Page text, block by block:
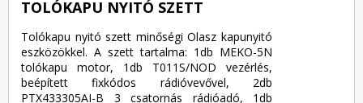
TOLÓKAPU NYITÓ SZETT
Tolókapu nyitó szett minőségi Olasz kapunyitó
eszközökkel. A szett tartalma: 1db MEKO-5N
tolókapu motor, 1db T011S/NOD vezérlés,
beépített fixkódos rádióvevővel, 2db
PTX433305AI-B 3 csatornás rádióadó, 1db